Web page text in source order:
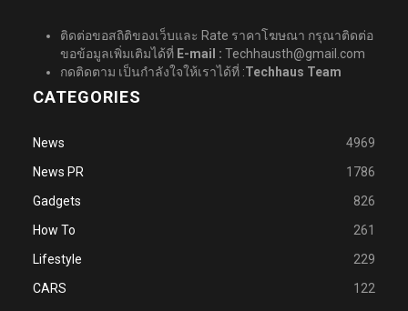
ติดต่อขอสถิติของเว็บและ Rate ราคาโฆษณา กรุณาติดต่อ
ขอข้อมูลเพิ่มเติมได้ที่ E-mail : Techhausth@gmail.com
กดติดตาม เป็นกำลังใจให้เราได้ที่ :Techhaus Team
CATEGORIES
News
4969
News PR
1786
Gadgets
826
How To
261
Lifestyle
229
CARS
122